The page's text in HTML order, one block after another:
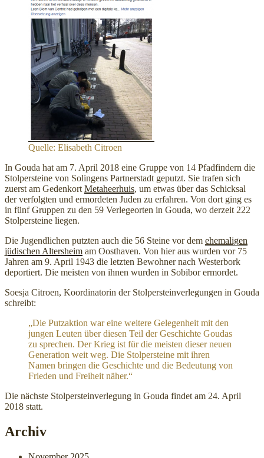
Quelle: Elisabeth Citroen
In Gouda hat am 7. April 2018 eine Gruppe von 14 Pfadfindern die
Stolpersteine von Solingens Partnerstadt geputzt. Sie trafen sich
zuerst am Gedenkort Metaheerhuis, um etwas über das Schicksal
der verfolgten und ermordeten Juden zu erfahren. Von dort ging es
in fünf Gruppen zu den 59 Verlegeorten in Gouda, wo derzeit 222
Stolpersteine liegen.
Die Jugendlichen putzten auch die 56 Steine vor dem ehemaligen
jüdischen Altersheim am Oosthaven. Von hier aus wurden vor 75
Jahren am 9. April 1943 die letzten Bewohner nach Westerbork
deportiert. Die meisten von ihnen wurden in Sobibor ermordet.
Soesja Citroen, Koordinatorin der Stolpersteinverlegungen in Gouda
schreibt:
„Die Putzaktion war eine weitere Gelegenheit mit den
jungen Leuten über diesen Teil der Geschichte Goudas
zu sprechen. Der Krieg ist für die meisten dieser neuen
Generation weit weg. Die Stolpersteine mit ihren
Namen bringen die Geschichte und die Bedeutung von
Frieden und Freiheit näher.“
Die nächste Stolpersteinverlegung in Gouda findet am 24. April
2018 statt.
Archiv